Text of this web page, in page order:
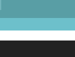
для